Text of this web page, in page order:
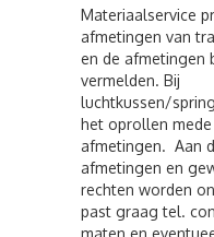
Materiaalservice
afmetingen van
en de afmetingen
vermelden. Bij
luchtkussen/
het oprollen
afmetingen. Aan
afmetingen en
rechten worden
past graag tel.
maten en